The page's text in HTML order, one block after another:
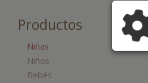
Productos
Niñas
Niños
Bebés